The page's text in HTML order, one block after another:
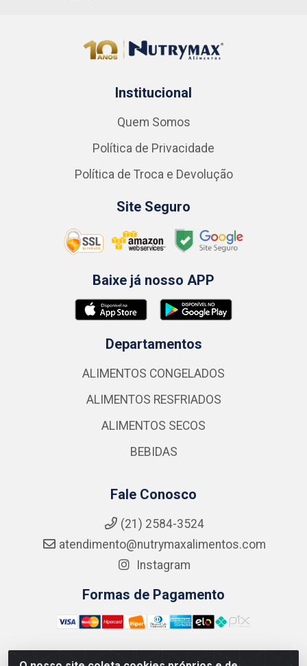
Institucional
Quem Somos
Política de Privacidade
Política de Troca e Devolução
Site Seguro
Baixe já nosso APP
Departamentos
ALIMENTOS CONGELADOS
ALIMENTOS RESFRIADOS
ALIMENTOS SECOS
BEBIDAS
Fale Conosco
(21) 2584-3524
atendimento@nutrymaxalimentos.com
Instagram
Formas de Pagamento